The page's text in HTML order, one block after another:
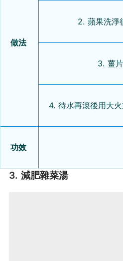
做法
2. 蘋果洗淨
3. 薑
4. 待水再滾後用大
功效
3. 減肥雜菜湯